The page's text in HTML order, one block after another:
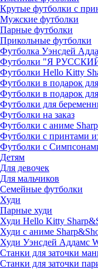
Крутые футболки с
Мужские футболки
Парные футболки
Прикольные футболки
Футболка Уэнсдей
Футболки "Я
Футболки Hello Kitty
Футболки в подарок
Футболки в подарок
Футболки для
Футболки на заказ
Футболки с аниме
Футболки с принтами
Футболки с
Детям
Для девочек
Для мальчиков
Семейные футболки
Худи
Парные худи
Худи Hello Kitty
Худи с аниме
Худи Уэнсдей Аддамс
Станки для заточки
Станки для заточки